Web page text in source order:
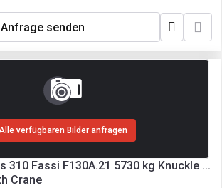
Anfrage senden
Alle verfügbaren Bilder anfragen
310 Fassi F130A.21 5730 kg Knuckle ...
Crane